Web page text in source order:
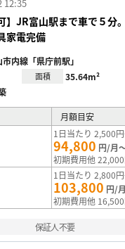
12:35
】JR富山駅まで車で５分
家電完備
内線「県庁前駅」
面積 35.64m²
月額目安
1日当たり 2,500
94,800 円/月
初期費用他
1日当たり 2,800
103,800 円/
初期費用他
保証人不要